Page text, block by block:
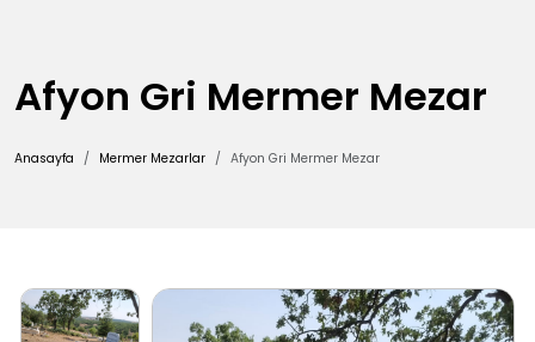
Afyon Gri Mermer Mezar
Anasayfa Mermer Mezarlar Afyon Gri Mermer Mezar